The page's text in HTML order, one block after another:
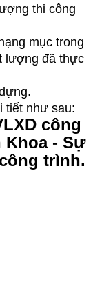
thi công
mục trong
lượng đã thực
tiết như sau:
công
- Sự
trình.